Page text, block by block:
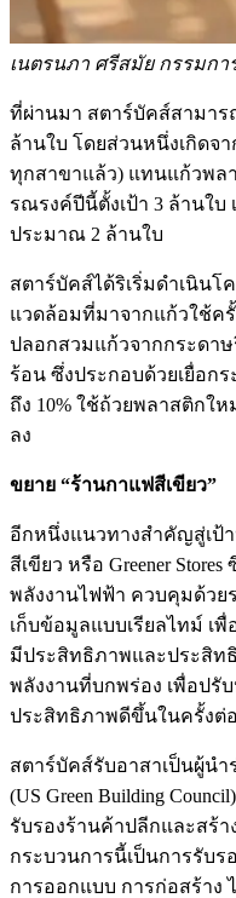
เนตรนภา ศรีสมัย กรรมกา
ที่ผ่านมา สตาร์บัคส์สามาร
ล้านใบ โดยส่วนหนึ่งเกิดจ
ทุกสาขาแล้ว) แทนแก้วพล
รณรงค์ปีนี้ตั้งเป้า 3 ล้านใบ
ประมาณ 2 ล้านใบ
สตาร์บัคส์ได้ริเริ่มดำเนินโ
แวดล้อมที่มาจากแก้วใช้ค
ปลอกสวมแก้วจากกระดาษ
ร้อน ซึ่งประกอบด้วยเยื่อก
ถึง 10% ใช้ถ้วยพลาสติกใ
ลง
ขยาย “ร้านกาแฟสีเขียว”
อีกหนึ่งแนวทางสำคัญสู่เป้
สีเขียว หรือ Greener
พลังงานไฟฟ้า ควบคุมด้วย
เก็บข้อมูลแบบเรียลไทม์ เ
มีประสิทธิภาพและประสิท
พลังงานที่บกพร่อง เพื่อปรั
ประสิทธิภาพดีขึ้นในครั้งต่
สตาร์บัคส์รับอาสาเป็นผู้นำ
(US Green Building
รับรองร้านค้าปลีกและสร้
กระบวนการนี้เป็นการรับ
การออกแบบ การก่อสร้าง